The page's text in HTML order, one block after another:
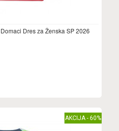
Dres za Ženska SP 2026
AKCIJA - 60%